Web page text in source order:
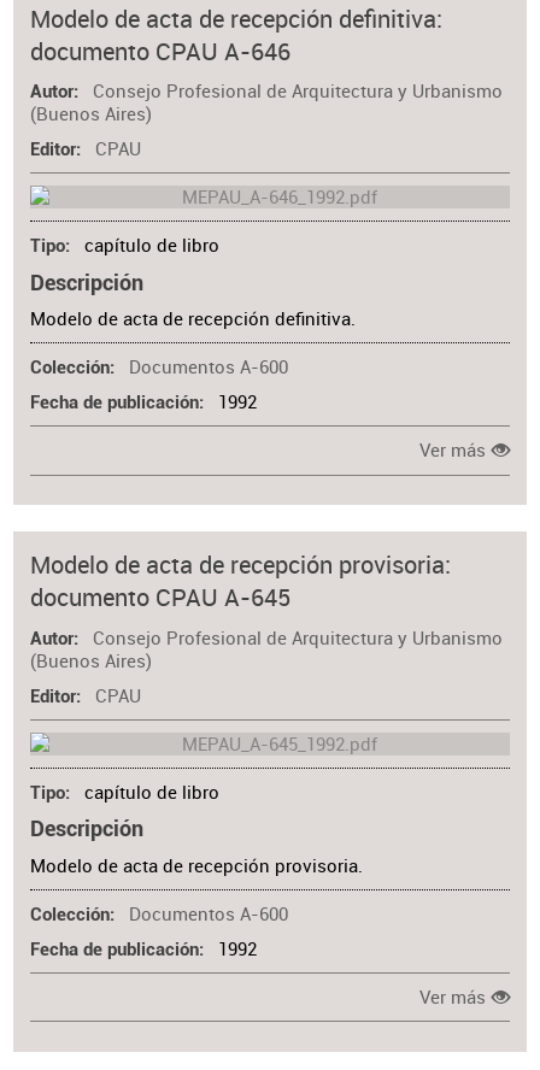
Modelo de acta de recepción definitiva:
documento CPAU A-646
Autor
Consejo Profesional de Arquitectura y Urbanismo
(Buenos Aires)
Editor CPAU
Tipo capítulo de libro
Descripción
Modelo de acta de recepción definitiva.
Colección Documentos A-600
Fecha de publicación 1992
Ver más
Modelo de acta de recepción provisoria:
documento CPAU A-645
Autor
Consejo Profesional de Arquitectura y Urbanismo
(Buenos Aires)
Editor CPAU
Tipo capítulo de libro
Descripción
Modelo de acta de recepción provisoria.
Colección Documentos A-600
Fecha de publicación 1992
Ver más